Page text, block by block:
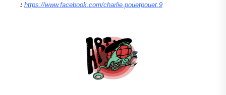
: https://www.facebook.com/charlie.pouetpouet.9